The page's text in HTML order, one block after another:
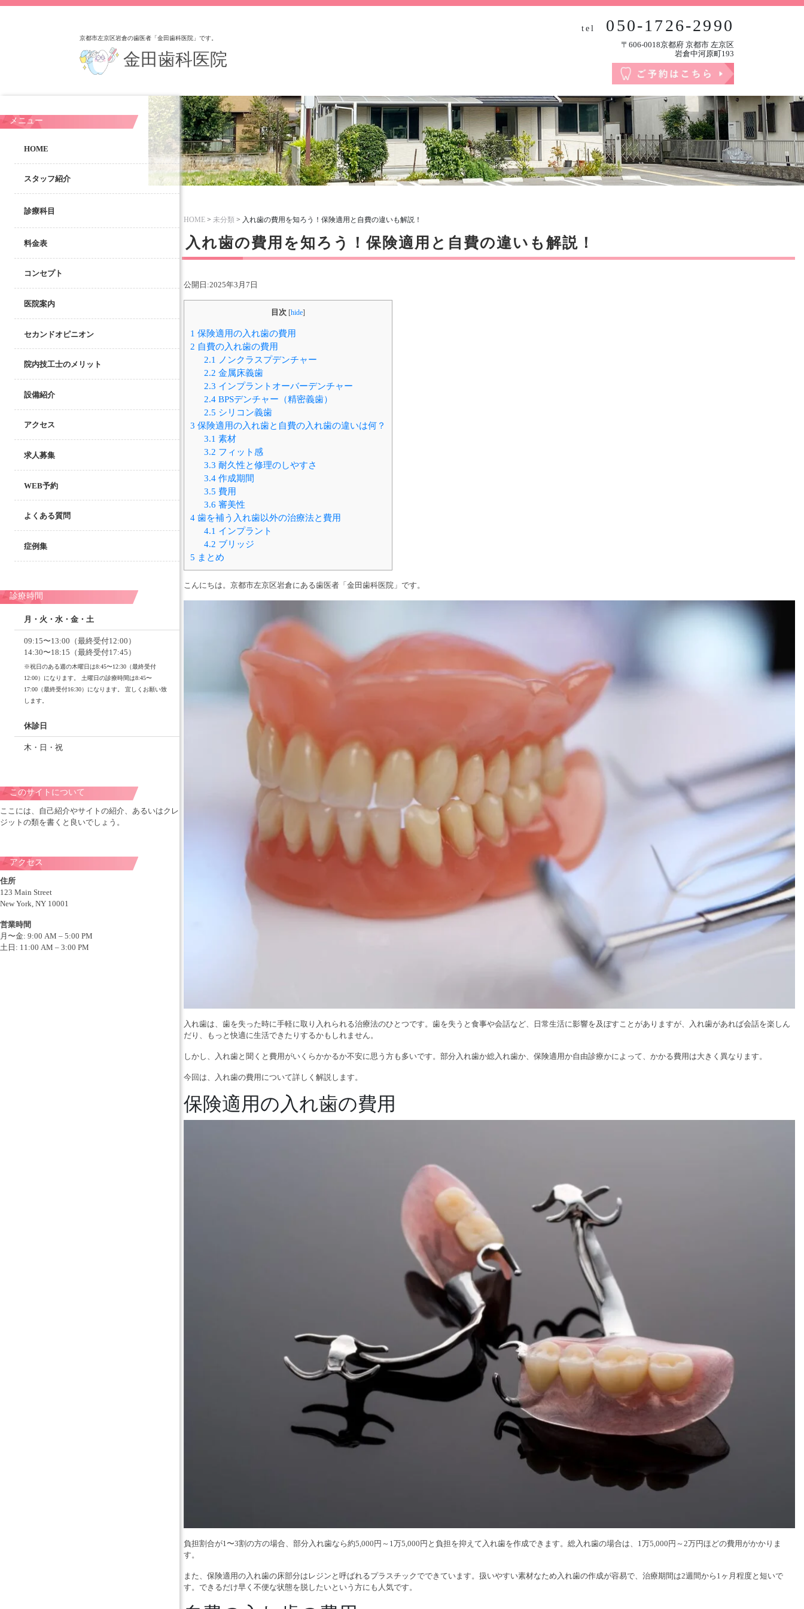
京都市左京区岩倉の歯医者「金田歯科医院」です。
金田歯科医院
tel 050-1726-2990
〒606-0018京都府 京都市 左京区
岩倉中河原町193
メニュー
HOME
スタッフ紹介
診療科目
料金表
コンセプト
医院案内
セカンドオピニオン
院内技工士のメリット
設備紹介
アクセス
求人募集
WEB予約
よくある質問
症例集
診療時間
月・火・水・金・土
09:15〜13:00（最終受付12:00）
14:30〜18:15（最終受付17:45）
※祝日のある週の木曜日は8:45〜12:30（最終受付
12:00）になります。 土曜日の診療時間は8:45〜
17:00（最終受付16:30）になります。 宜しくお願い致
します。
休診日
木・日・祝
このサイトについて
ここには、自己紹介やサイトの紹介、あるいはクレ
ジットの類を書くと良いでしょう。
アクセス
住所
123 Main Street
New York, NY 10001
営業時間
月〜金: 9:00 AM – 5:00 PM
土日: 11:00 AM – 3:00 PM
HOME > 未分類 > 入れ歯の費用を知ろう！保険適用と自費の違いも解説！
入れ歯の費用を知ろう！保険適用と自費の違いも解説！
公開日:2025年3月7日
目次 [hide]
1 保険適用の入れ歯の費用
2 自費の入れ歯の費用
2.1
ノンクラスプデンチャー
2.2 金属床義歯
2.3 インプラントオーバーデンチャー
2.4BPSデンチャー（精密義歯）
2.5 シリコン義歯
3 保険適用の入れ歯と自費の入れ歯の違いは何？
3.1 素材
3.2 フィット感
3.3 耐久性と修理のしやすさ
3.4作成期間
3.5 費用
3.6 審美性
4 歯を補う入れ歯以外の治療法と費用
4.1 インプラント
4.2 ブリッジ
5 まとめ
こんにちは。京都市左京区岩倉にある歯医者「金田歯科医院」です。
入れ歯は、歯を失った時に手軽に取り入れられる治療法のひとつです。歯を失うと食事や会話など、日常生活に影響を及ぼすことがありますが、入れ歯があれば会話を楽しん
だり、もっと快適に生活できたりするかもしれません。
しかし、入れ歯と聞くと費用がいくらかかるか不安に思う方も多いです。部分入れ歯か総入れ歯か、保険適用か自由診療かによって、かかる費用は大きく異なります。
今回は、入れ歯の費用について詳しく解説します。
保険適用の入れ歯の費用
負担割合が1〜3割の方の場合、部分入れ歯なら約5,000円～1万5,000円と負担を抑えて入れ歯を作成できます。総入れ歯の場合は、1万5,000円～2万円ほどの費用がかかりま
す。
また、保険適用の入れ歯の床部分はレジンと呼ばれるプラスチックでできています。扱いやすい素材なため入れ歯の作成が容易で、治療期間は2週間から1ヶ月程度と短いで
す。できるだけ早く不便な状態を脱したいという方にも人気です。